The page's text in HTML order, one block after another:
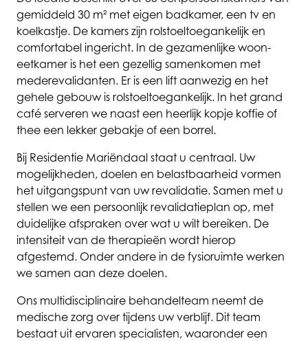
gemiddeld 30 m² met eigen badkamer, een tv en
koelkastje. De kamers zijn rolstoeltoegankelijk en
comfortabel ingericht. In de gezamenlijke woon-
eetkamer is het een gezellig samenkomen met
mederevalidanten. Er is een lift aanwezig en het
gehele gebouw is rolstoeltoegankelijk. In het grand
café serveren we naast een heerlijk kopje koffie of
thee een lekker gebakje of een borrel.
Bij Residentie Mariëndaal staat u centraal. Uw
mogelijkheden, doelen en belastbaarheid vormen
het uitgangspunt van uw revalidatie. Samen met u
stellen we een persoonlijk revalidatieplan op, met
duidelijke afspraken over wat u wilt bereiken. De
intensiteit van de therapieën wordt hierop
afgestemd. Onder andere in de fysioruimte werken
we samen aan deze doelen.
Ons multidisciplinaire behandelteam neemt de
medische zorg over tijdens uw verblijf. Dit team
bestaat uit ervaren specialisten, waaronder een